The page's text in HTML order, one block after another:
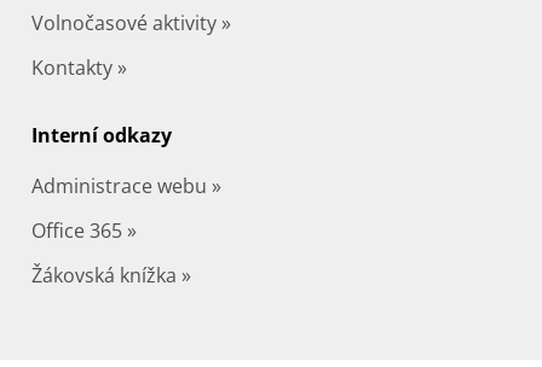
Volnočasové aktivity »
Kontakty »
Interní odkazy
Administrace webu »
Office 365 »
Žákovská knížka »